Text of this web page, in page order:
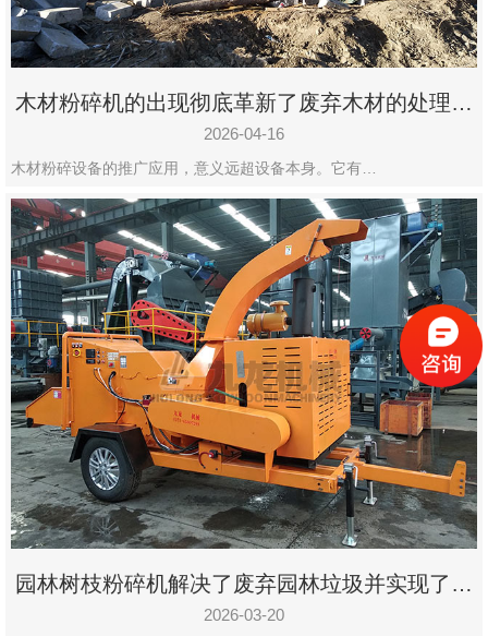
木材粉碎机的出现彻底革新了废弃木材的处理模
式
2026-04-16
木材粉碎设备的推广应用，意义远超设备本身。它有…
园林树枝粉碎机解决了废弃园林垃圾并实现了再
利用
2026-03-20